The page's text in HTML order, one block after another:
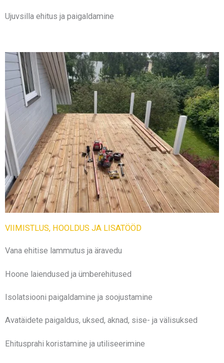
Ujuvsilla ehitus ja paigaldamine
VIIMISTLUS, HOOLDUS JA LISATÖÖD
Vana ehitise lammutus ja äravedu
Hoone laiendused ja ümberehitused
Isolatsiooni paigaldamine ja soojustamine
Avatäidete paigaldus, uksed, aknad, sise- ja välisuksed
Ehitusprahi koristamine ja utiliseerimine